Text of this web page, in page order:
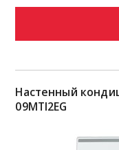
Настенный
09MTI2EG